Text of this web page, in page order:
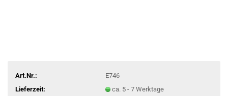
Art.Nr.:
E746
Lieferzeit:
ca. 5 - 7 Werktage